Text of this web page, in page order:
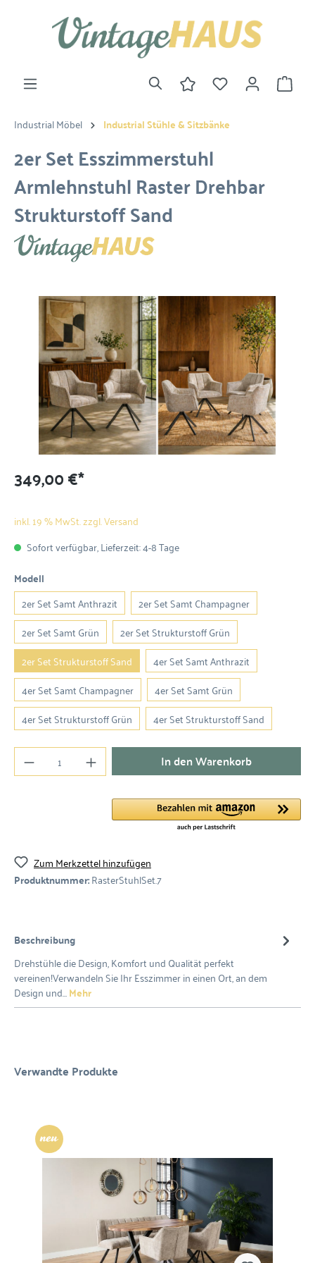
Industrial Möbel Industrial Stühle & Sitzbänke
2er Set Esszimmerstuhl
Armlehnstuhl Raster Drehbar
Strukturstoff Sand
349,00 €*
inkl. 19 % MwSt. zzgl. Versand
Sofort verfügbar, Lieferzeit: 4-8 Tage
Modell
2er Set Samt Anthrazit
2er Set Samt Champagner
2er Set Samt Grün
2er Set Strukturstoff Grün
2er Set Strukturstoff Sand
4er Set Samt Anthrazit
4er Set Samt Champagner
4er Set Samt Grün
4er Set Strukturstoff Grün
4er Set Strukturstoff Sand
In den Warenkorb
Zum Merkzettel hinzufügen
Produktnummer:RasterStuhlSet.7
Beschreibung
Drehstühle die Design, Komfort und Qualität perfekt
vereinen!Verwandeln Sie Ihr Esszimmer in einen Ort, an dem
Design und…Mehr
Verwandte Produkte
Neu